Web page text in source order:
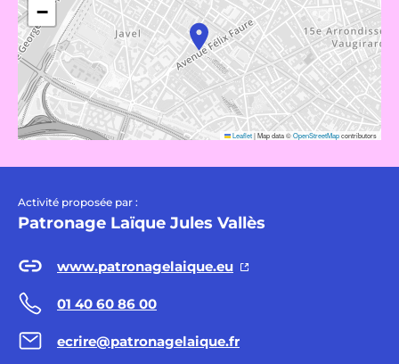
−
Leaflet|Map data ©OpenStreetMapcontributors
Activité proposée par :
Patronage Laïque Jules Vallès
www.patronagelaique.eu
01 40 60 86 00
ecrire@patronagelaique.fr